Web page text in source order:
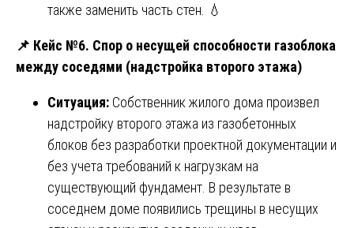
также заменить часть стен. 💧
📌 Кейс №6. Спор о несущей способности газоблока
между соседями (надстройка второго этажа)
Ситуация: Собственник жилого дома произвел
надстройку второго этажа из газобетонных
блоков без разработки проектной документации и
без учета требований к нагрузкам на
существующий фундамент. В результате в
соседнем доме появились трещины в несущих